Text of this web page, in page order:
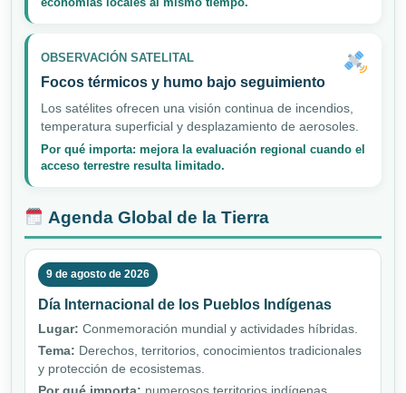
OBSERVACIÓN SATELITAL
Focos térmicos y humo bajo seguimiento
Los satélites ofrecen una visión continua de incendios,
temperatura superficial y desplazamiento de aerosoles.
Por qué importa: mejora la evaluación regional cuando el
acceso terrestre resulta limitado.
Agenda Global de la Tierra
9 de agosto de 2026
Día Internacional de los Pueblos Indígenas
Lugar: Conmemoración mundial y actividades híbridas.
Tema: Derechos, territorios, conocimientos tradicionales
y protección de ecosistemas.